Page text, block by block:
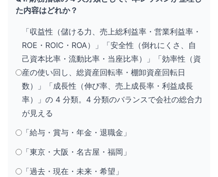
た内容はどれか？
「収益性（儲ける力、売上総利益率・営業利益率・
ROE・ROIC・ROA）」「安全性（倒れにくさ、自
己資本比率・流動比率・当座比率）」「効率性（資
産の使い回し、総資産回転率・棚卸資産回転日
数）」「成長性（伸び率、売上成長率・利益成長
率）」の 4 分類。4 分類のバランスで会社の総合力
が見える
「給与・賞与・年金・退職金」
「東京・大阪・名古屋・福岡」
「過去・現在・未来・希望」